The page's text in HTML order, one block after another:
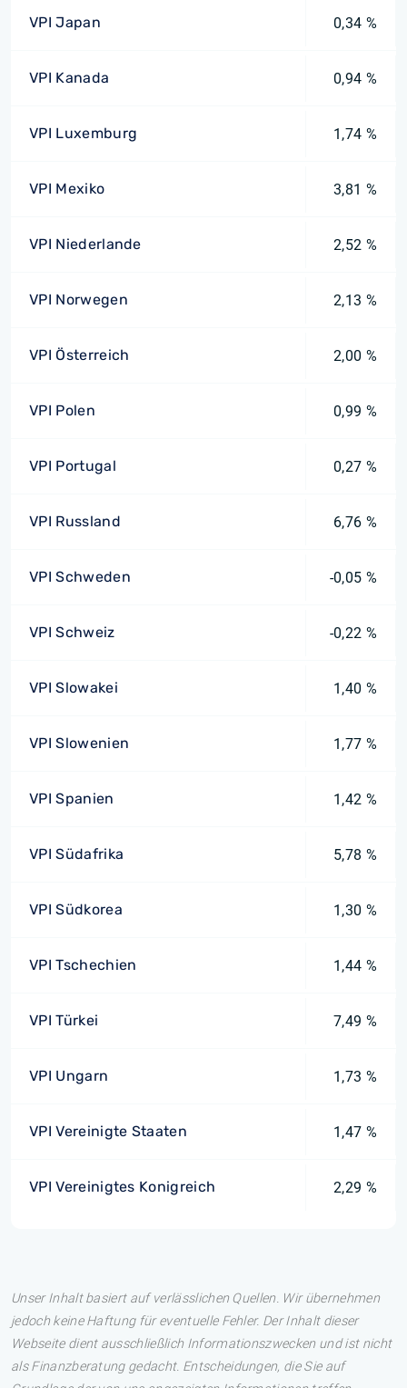
VPI Japan 0,34 %
VPI Kanada 0,94 %
VPI Luxemburg 1,74 %
VPI Mexiko 3,81 %
VPI Niederlande 2,52 %
VPI Norwegen 2,13 %
VPI Österreich 2,00 %
VPI Polen 0,99 %
VPI Portugal 0,27 %
VPI Russland 6,76 %
VPI Schweden -0,05 %
VPI Schweiz -0,22 %
VPI Slowakei 1,40 %
VPI Slowenien 1,77 %
VPI Spanien 1,42 %
VPI Südafrika 5,78 %
VPI Südkorea 1,30 %
VPI Tschechien 1,44 %
VPI Türkei 7,49 %
VPI Ungarn 1,73 %
VPI Vereinigte Staaten 1,47 %
VPI Vereinigtes Konigreich 2,29 %
Unser Inhalt basiert auf verlässlichen Quellen. Wir übernehmen
jedoch keine Haftung für eventuelle Fehler. Der Inhalt dieser
Webseite dient ausschließlich Informationszwecken und ist nicht
als Finanzberatung gedacht. Entscheidungen, die Sie auf